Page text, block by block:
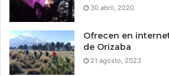
30 abril, 2020
Ofrecen en
de Orizaba
21 agosto, 2023